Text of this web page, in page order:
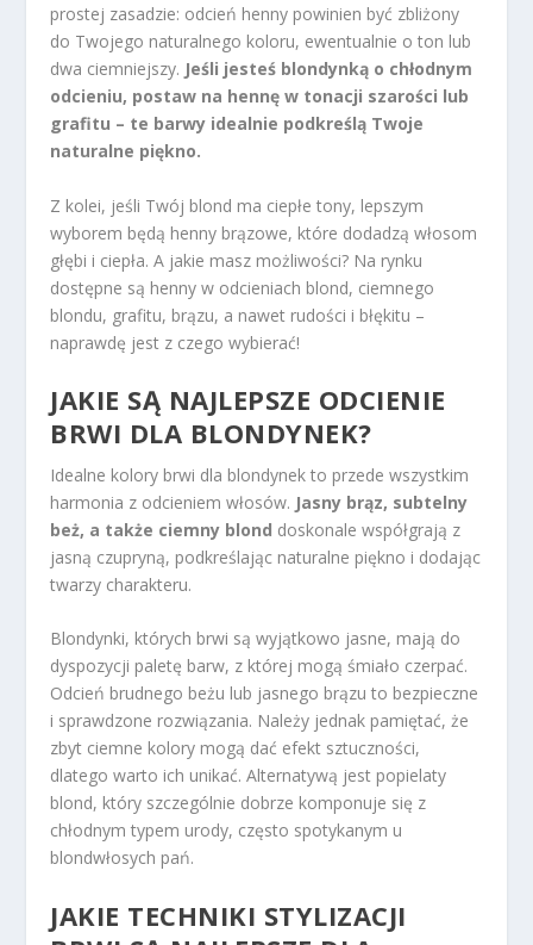
prostej zasadzie: odcień henny powinien być zbliżony
do Twojego naturalnego koloru, ewentualnie o ton lub
dwa ciemniejszy. Jeśli jesteś blondynką o chłodnym
odcieniu, postaw na hennę w tonacji szarości lub
grafitu – te barwy idealnie podkreślą Twoje
naturalne piękno.
Z kolei, jeśli Twój blond ma ciepłe tony, lepszym
wyborem będą henny brązowe, które dodadzą włosom
głębi i ciepła. A jakie masz możliwości? Na rynku
dostępne są henny w odcieniach blond, ciemnego
blondu, grafitu, brązu, a nawet rudości i błękitu –
naprawdę jest z czego wybierać!
JAKIE SĄ NAJLEPSZE ODCIENIE
BRWI DLA BLONDYNEK?
Idealne kolory brwi dla blondynek to przede wszystkim
harmonia z odcieniem włosów. Jasny brąz, subtelny
beż, a także ciemny blond doskonale współgrają z
jasną czupryną, podkreślając naturalne piękno i dodając
twarzy charakteru.
Blondynki, których brwi są wyjątkowo jasne, mają do
dyspozycji paletę barw, z której mogą śmiało czerpać.
Odcień brudnego beżu lub jasnego brązu to bezpieczne
i sprawdzone rozwiązania. Należy jednak pamiętać, że
zbyt ciemne kolory mogą dać efekt sztuczności,
dlatego warto ich unikać. Alternatywą jest popielaty
blond, który szczególnie dobrze komponuje się z
chłodnym typem urody, często spotykanym u
blondwłosych pań.
JAKIE TECHNIKI STYLIZACJI